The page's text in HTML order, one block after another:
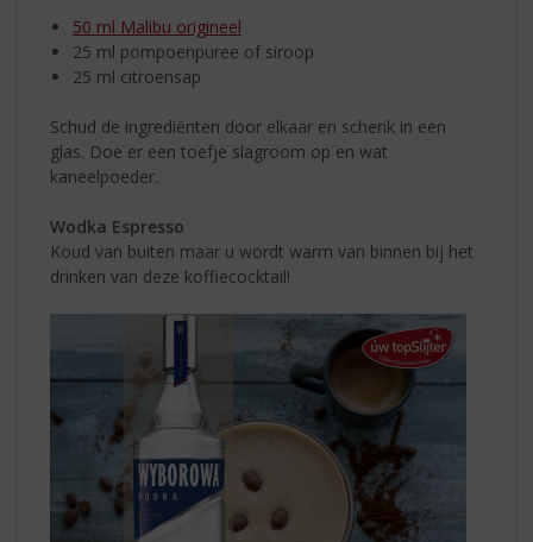
50 ml Malibu origineel
25 ml pompoenpuree of siroop
25 ml citroensap
Schud de ingrediënten door elkaar en schenk in een
glas. Doe er een toefje slagroom op en wat
kaneelpoeder.
Wodka Espresso
Koud van buiten maar u wordt warm van binnen bij het
drinken van deze koffiecocktail!